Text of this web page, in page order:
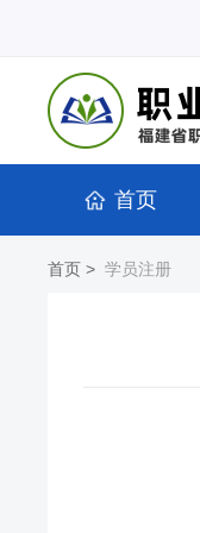
首页
首页 > 学员注册